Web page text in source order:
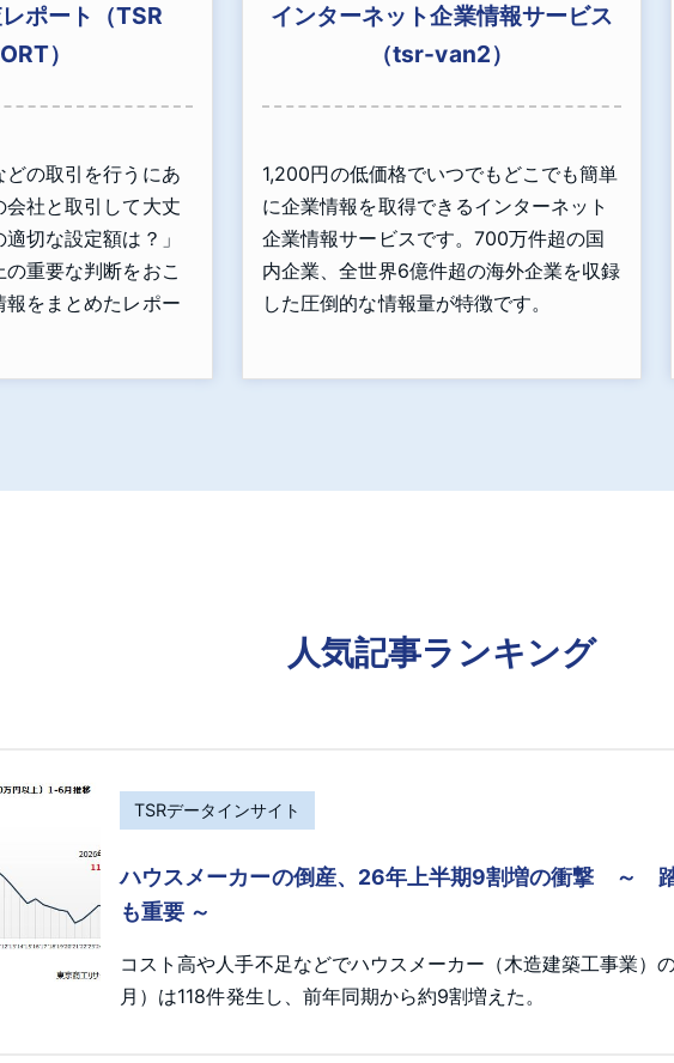
ポート（TSR
）
の取引を行うにあ
社と取引して大丈
切な設定額は？」
重要な判断をおこ
をまとめたレポー
インターネット企業情報サービス
（tsr-van2）
1,200円の低価格でいつでもどこでも簡単
に企業情報を取得できるインターネット
企業情報サービスです。700万件超の国
内企業、全世界6億件超の海外企業を収録
した圧倒的な情報量が特徴です。
人気記事ランキング
TSRデータインサイト
ハウスメーカーの倒産、26年上半期9割増の衝撃 ～
も重要 ～
コスト高や人手不足などでハウスメーカー（木造建築工事業
月）は118件発生し、前年同期から約9割増えた。